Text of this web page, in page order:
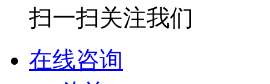
扫一扫关注我们
在线咨询